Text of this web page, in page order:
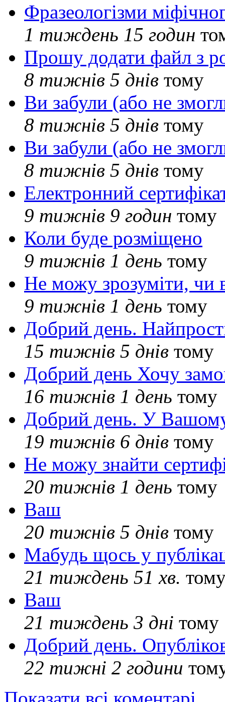
Фразеологізми
1 тиждень 15 годин
Прошу додати файл з
8 тижнів 5 днів тому
Ви забули (або не
8 тижнів 5 днів тому
Ви забули (або не
8 тижнів 5 днів тому
Електронний
9 тижнів 9 годин тому
Коли буде розміщено
9 тижнів 1 день тому
Не можу зрозуміти, чи
9 тижнів 1 день тому
Добрий день.
15 тижнів 5 днів тому
Добрий день Хочу
16 тижнів 1 день тому
Добрий день. У Вашому
19 тижнів 6 днів тому
Не можу знайти
20 тижнів 1 день тому
Ваш
20 тижнів 5 днів тому
Мабудь щось у
21 тиждень 51 хв.
Ваш
21 тиждень 3 дні тому
Добрий день.
22 тижні 2 години